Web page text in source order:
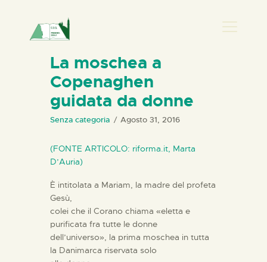
HOME
CHI SIAMO
NEWS
BIBLIOTECA
ELISA SALERNO
CONTATTI
La moschea a
Copenaghen
guidata da donne
Senza categoria Agosto 31, 2016
(FONTE ARTICOLO: riforma.it, Marta
D’Auria)
È intitolata a Mariam, la madre del profeta
Gesù,
colei che il Corano chiama «eletta e
purificata fra tutte le donne
dell’universo», la prima moschea in tutta
la Danimarca riservata solo